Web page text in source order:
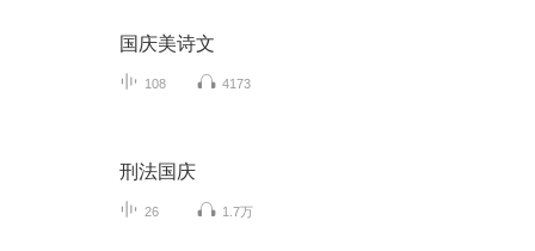
国庆美诗文
108 4173
刑法国庆
26 1.7万